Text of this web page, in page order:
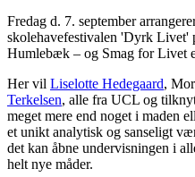
Fredag d. 7. september
skolehavefestivalen 'Dyrk Livet'
Humlebæk – og Smag for Livet
Her vil Liselotte Hedegaard,
Terkelsen, alle fra UCL og
meget mere end noget i maden
et unikt analytisk og sanseligt
det kan åbne undervisningen i
helt nye måder.